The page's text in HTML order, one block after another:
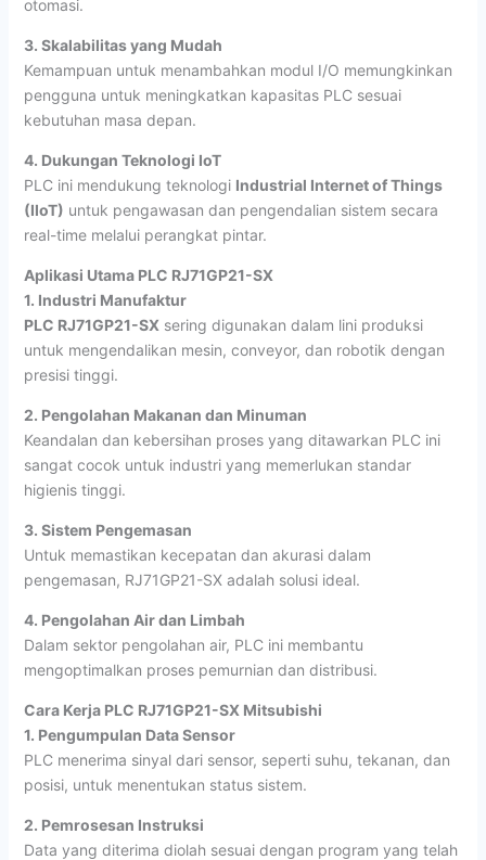
otomasi.
3. Skalabilitas yang Mudah
Kemampuan untuk menambahkan modul I/O memungkinkan
pengguna untuk meningkatkan kapasitas PLC sesuai
kebutuhan masa depan.
4. Dukungan Teknologi IoT
PLC ini mendukung teknologi Industrial Internet of Things
(IIoT) untuk pengawasan dan pengendalian sistem secara
real-time melalui perangkat pintar.
Aplikasi Utama PLC RJ71GP21-SX
1. Industri Manufaktur
PLC RJ71GP21-SX sering digunakan dalam lini produksi
untuk mengendalikan mesin, conveyor, dan robotik dengan
presisi tinggi.
2. Pengolahan Makanan dan Minuman
Keandalan dan kebersihan proses yang ditawarkan PLC ini
sangat cocok untuk industri yang memerlukan standar
higienis tinggi.
3. Sistem Pengemasan
Untuk memastikan kecepatan dan akurasi dalam
pengemasan, RJ71GP21-SX adalah solusi ideal.
4. Pengolahan Air dan Limbah
Dalam sektor pengolahan air, PLC ini membantu
mengoptimalkan proses pemurnian dan distribusi.
Cara Kerja PLC RJ71GP21-SX Mitsubishi
1. Pengumpulan Data Sensor
PLC menerima sinyal dari sensor, seperti suhu, tekanan, dan
posisi, untuk menentukan status sistem.
2. Pemrosesan Instruksi
Data yang diterima diolah sesuai dengan program yang telah